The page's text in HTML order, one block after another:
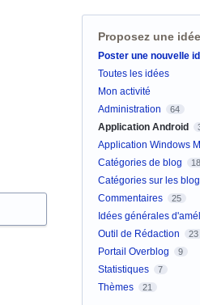
Proposez une
Catégories
Poster une nouvelle
Toutes les idées
Mon activité
Administration
64
Application Android
Application Windows
Catégories de blog 18
Catégories sur les
Commentaires 25
Idées générales
Outil de Rédaction 23
Portail Overblog 9
Statistiques 7
Thèmes 21